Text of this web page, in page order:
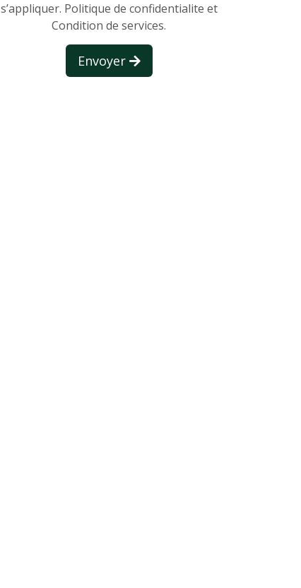
s’appliquer. Politique de confidentialite et
Condition de services.
Envoyer